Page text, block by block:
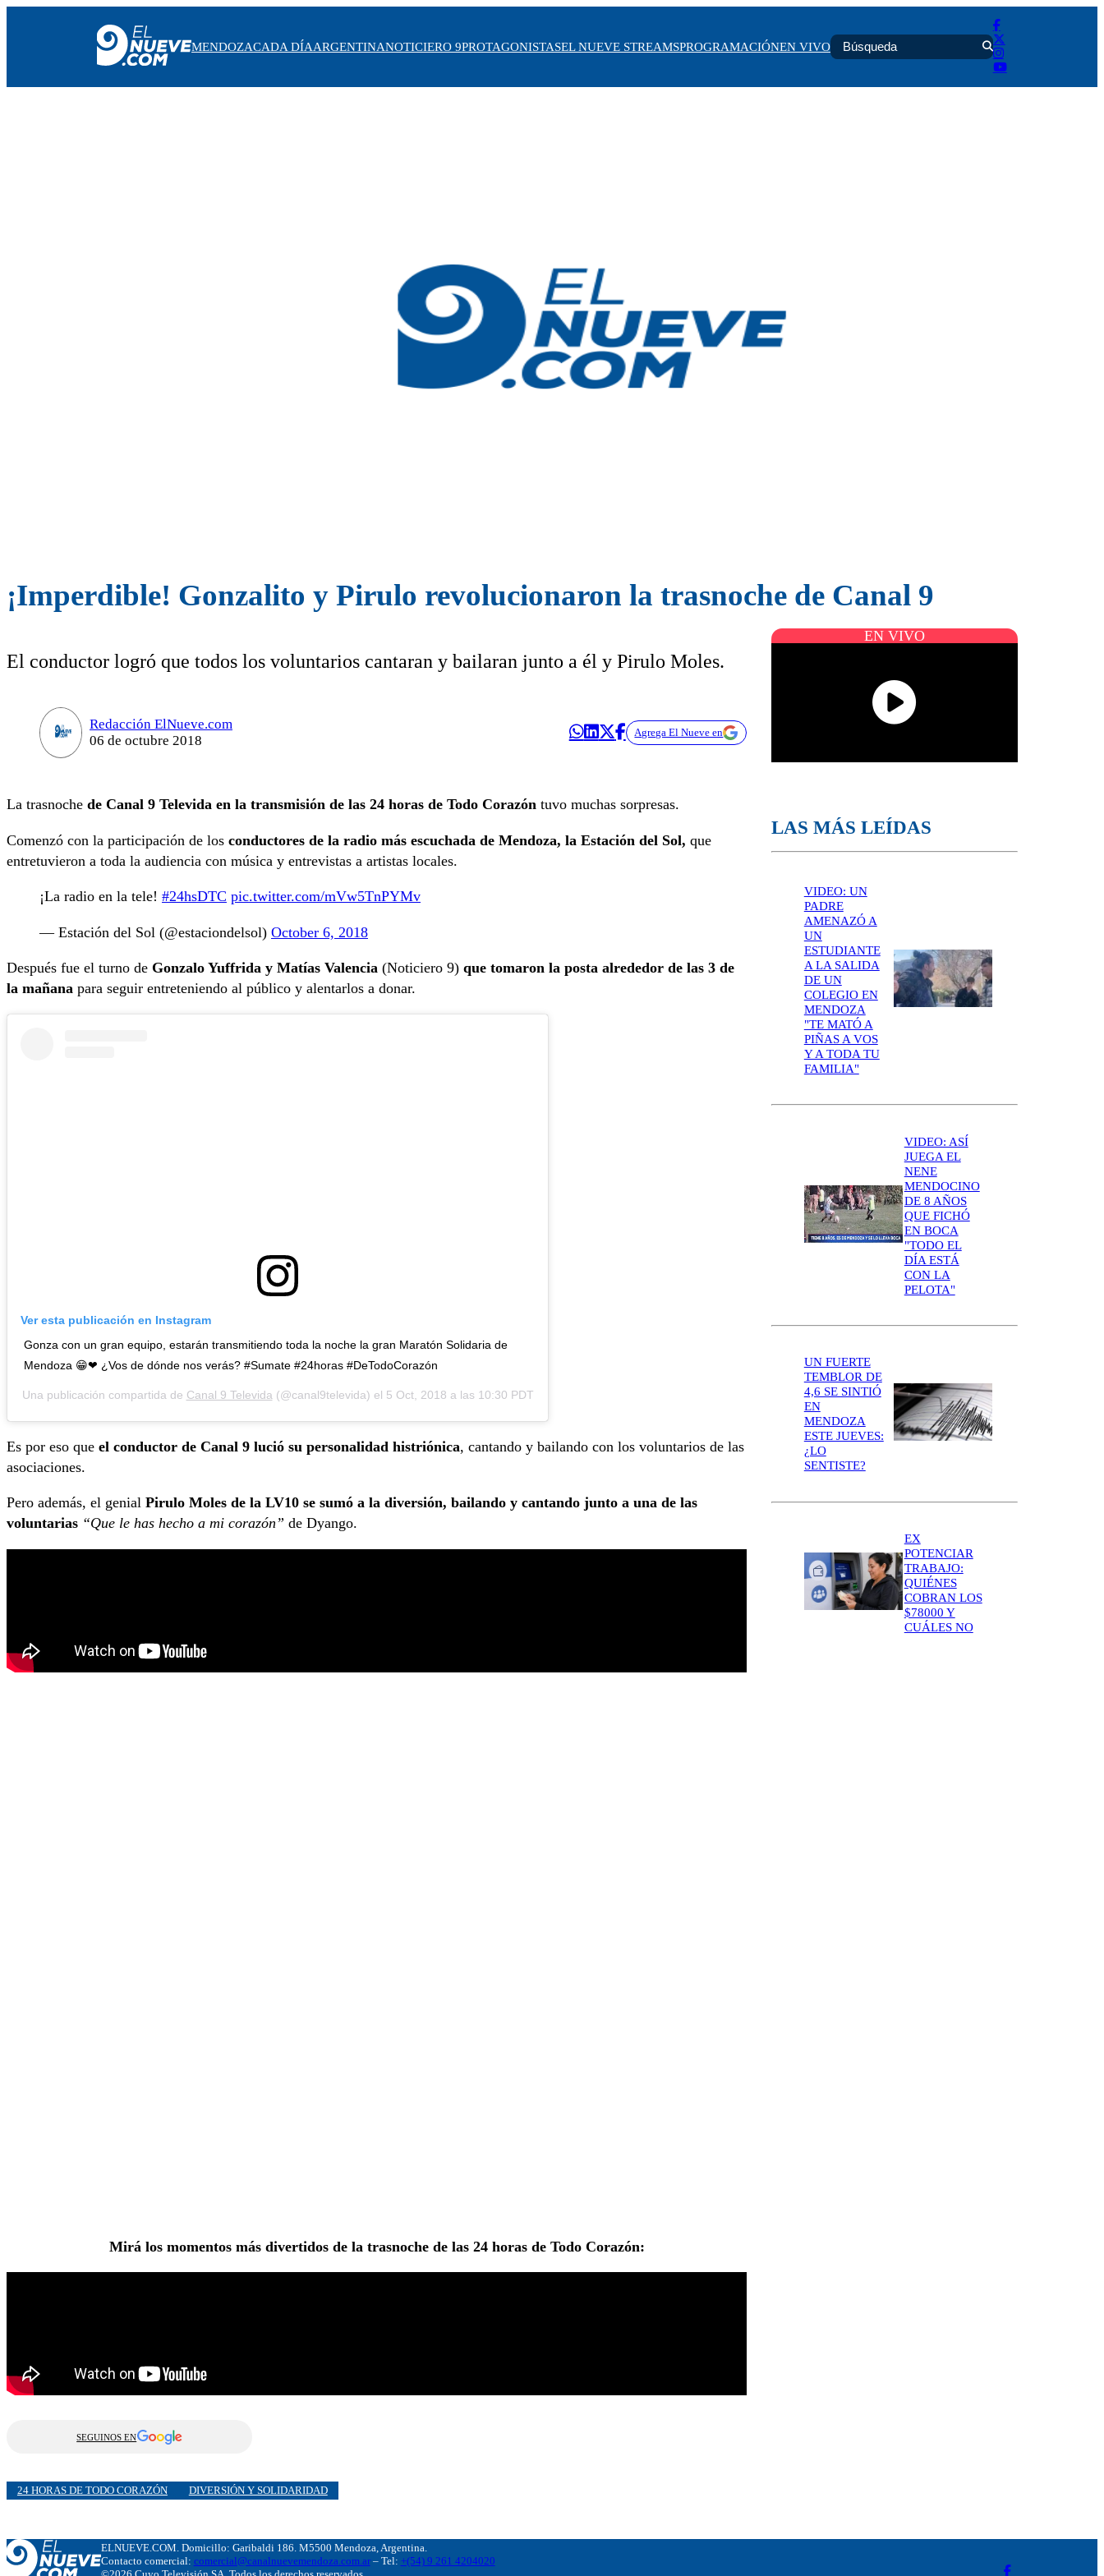
MENDOZACADA DÍAARGENTINANOTICIERO 9PROTAGONISTASEL NUEVE STREAMSPROGRAMACIÓNEN VIVO
¡Imperdible! Gonzalito y Pirulo revolucionaron la trasnoche de Canal 9
El conductor logró que todos los voluntarios cantaran y bailaran junto a él y Pirulo Moles.
Redacción ElNueve.com
06 de octubre 2018
Agrega El Nueve en
La trasnoche de Canal 9 Televida en la transmisión de las 24 horas de Todo Corazón tuvo muchas sorpresas.
Comenzó con la participación de los conductores de la radio más escuchada de Mendoza, la Estación del Sol, que
entretuvieron a toda la audiencia con música y entrevistas a artistas locales.
¡La radio en la tele! #24hsDTC pic.twitter.com/mVw5TnPYMv
— Estación del Sol (@estaciondelsol) October 6, 2018
Después fue el turno de Gonzalo Yuffrida y Matías Valencia (Noticiero 9) que tomaron la posta alrededor de las 3 de
la mañana para seguir entreteniendo al público y alentarlos a donar.
Ver esta publicación en Instagram
Gonza con un gran equipo, estarán transmitiendo toda la noche la gran Maratón Solidaria de
Mendoza 😁❤ ¿Vos de dónde nos verás? #Sumate #24horas #DeTodoCorazón
Una publicación compartida de Canal 9 Televida(@canal9televida) el 5 Oct, 2018 a las 10:30 PDT
Es por eso que el conductor de Canal 9 lució su personalidad histriónica, cantando y bailando con los voluntarios de las
asociaciones.
Pero además, el genial Pirulo Moles de la LV10 se sumó a la diversión, bailando y cantando junto a una de las
voluntarias “Que le has hecho a mi corazón” de Dyango.
Mirá los momentos más divertidos de la trasnoche de las 24 horas de Todo Corazón:
SEGUINOS EN
24 HORAS DE TODO CORAZÓN DIVERSIÓN Y SOLIDARIDAD
EN VIVO
LAS MÁS LEÍDAS
VIDEO: UN
PADRE
AMENAZÓ A
UN
ESTUDIANTE
A LA SALIDA
DE UN
COLEGIO EN
MENDOZA
"TE MATÓ A
PIÑAS A VOS
Y A TODA TU
FAMILIA"
VIDEO: ASÍ
JUEGA EL
NENE
MENDOCINO
DE 8 AÑOS
QUE FICHÓ
EN BOCA
"TODO EL
DÍA ESTÁ
CON LA
PELOTA"
UN FUERTE
TEMBLOR DE
4,6 SE SINTIÓ
EN
MENDOZA
ESTE JUEVES:
¿LO
SENTISTE?
EX
POTENCIAR
TRABAJO:
QUIÉNES
COBRAN LOS
$78000 Y
CUÁLES NO
ELNUEVE.COM. Domicillo: Garibaldi 186. M5500 Mendoza, Argentina.
Contacto comercial: comercial@canalnuevemendoza.com.ar– Tel: +(54) 9 261 4204020